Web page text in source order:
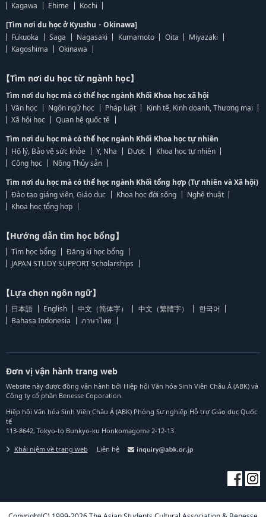
Kagawa
Ehime
Kochi
[Tìm nơi du học ở Kyushu・Okinawa]
Fukuoka
Saga Nagasaki Kumamoto Oita
Miyazaki
Kagoshima
Okinawa
【Tìm nơi du học từ ngành học】
Tìm nơi du học mà có thể học ngành Khối Khoa học xã hội
Văn học
Ngôn ngữ học Pháp luật
Kinh tế, Kinh doanh, Thương mại
Xã hội học
Quan hệ quốc tế
Tìm nơi du học mà có thể học ngành Khối Khoa học tự nhiên
Hộ lý, Bảo vệ sức khỏe
Y, Nha Dược
Khoa học tự nhiên
Công học
Nông Thủy sản
Tìm nơi du học mà có thể học ngành Khối tổng hợp (Tự nhiên và Xã hội)
Đào tạo giảng viên, Giáo dục
Khoa học đời sống
Nghệ thuật
Khoa học tổng hợp
【Hướng dẫn tìm học bổng】
Tìm học bổng
Đăng kí học bổng
JAPAN STUDY SUPPORT Scholarships
【Lựa chọn ngôn ngữ】
日本語 English 中文（简体字） 中文（繁體字）
한국어
Bahasa Indonesia
ภาษาไทย
Đơn vị vận hành trang web
Website này được đồng vận hành bởi Hiệp hội Văn hóa Sinh Viên Châu Á (ABK) và
Công ty cổ phần Benesse Coporation.
Hiệp hội Văn hóa Sinh Viên Châu Á (ABK) Phòng Sự nghiệp Hỗ trợ Giáo dục Quốc
tế
113-8642, Tokyo-to Bunkyo-ku Honkomagome 2-12-13
Khái niệm về trang web Liên hệ